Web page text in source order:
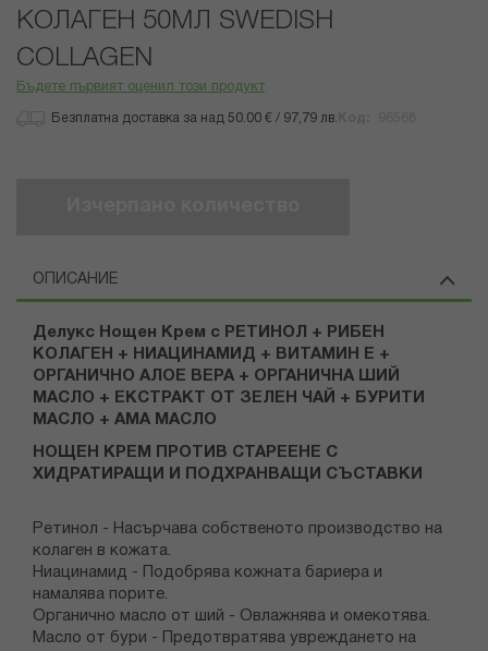
със
снимки
КОЛАГЕН 50МЛ SWEDISH
COLLAGEN
Бъдете първият оценил този продукт
Безплатна доставка за над 50.00 € / 97,79 лв.
ОПИСАНИЕ
Делукс Нощен Крем с РЕТИНОЛ + РИБЕН
КОЛАГЕН + НИАЦИНАМИД + ВИТАМИН Е +
ОРГАНИЧНО АЛОЕ ВЕРА + ОРГАНИЧНА ШИЙ
МАСЛО + ЕКСТРАКТ ОТ ЗЕЛЕН ЧАЙ + БУРИТИ
МАСЛО + АМА МАСЛО
НОЩЕН КРЕМ ПРОТИВ СТАРЕЕНЕ С
ХИДРАТИРАЩИ И ПОДХРАНВАЩИ СЪСТАВКИ
Ретинол - Насърчава собственото производство на
колаген в кожата.
Ниацинамид - Подобрява кожната бариера и
намалява порите.
Органично масло от ший - Овлажнява и омекотява.
Масло от бури - Предотвратява увреждането на